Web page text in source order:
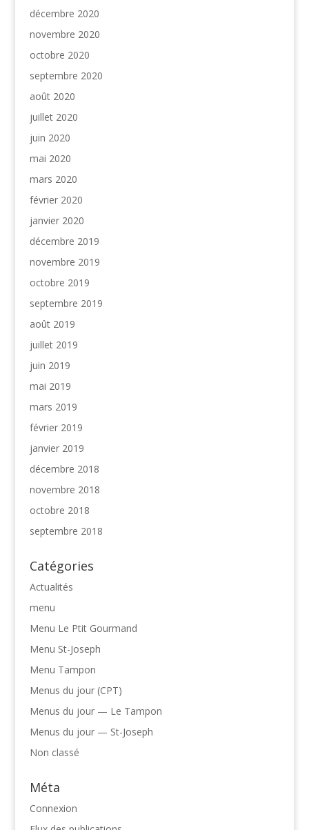
décembre 2020
novembre 2020
octobre 2020
septembre 2020
août 2020
juillet 2020
juin 2020
mai 2020
mars 2020
février 2020
janvier 2020
décembre 2019
novembre 2019
octobre 2019
septembre 2019
août 2019
juillet 2019
juin 2019
mai 2019
mars 2019
février 2019
janvier 2019
décembre 2018
novembre 2018
octobre 2018
septembre 2018
Catégories
Actualités
menu
Menu Le Ptit Gourmand
Menu St-Joseph
Menu Tampon
Menus du jour (CPT)
Menus du jour — Le Tampon
Menus du jour — St-Joseph
Non classé
Méta
Connexion